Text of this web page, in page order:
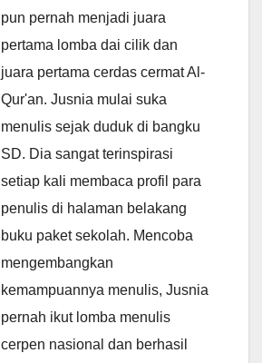
pun pernah menjadi juara
pertama lomba dai cilik dan
juara pertama cerdas cermat Al-
Qur'an. Jusnia mulai suka
menulis sejak duduk di bangku
SD. Dia sangat terinspirasi
setiap kali membaca profil para
penulis di halaman belakang
buku paket sekolah. Mencoba
mengembangkan
kemampuannya menulis, Jusnia
pernah ikut lomba menulis
cerpen nasional dan berhasil